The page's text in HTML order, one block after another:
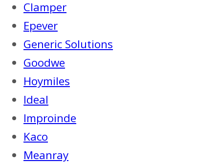
Clamper
Epever
Generic Solutions
Goodwe
Hoymiles
Ideal
Improinde
Kaco
Meanray